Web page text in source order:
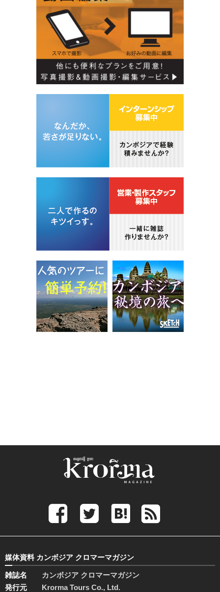
媒体資料 カンボジア クロマーマガジン
雑誌名
カンボジア クロマーマガジン
発行元
Krorma Tours Co., Ltd.